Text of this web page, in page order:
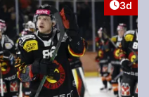
3d